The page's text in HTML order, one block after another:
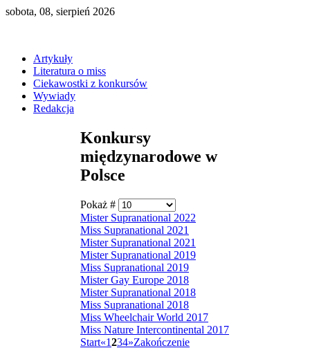
sobota, 08, sierpień 2026
Artykuły
Literatura o miss
Ciekawostki z konkursów
Wywiady
Redakcja
Konkursy
międzynarodowe w
Polsce
Pokaż #
Mister Supranational 2022
Miss Supranational 2021
Mister Supranational 2021
Mister Supranational 2019
Miss Supranational 2019
Mister Gay Europe 2018
Mister Supranational 2018
Miss Supranational 2018
Miss Wheelchair World 2017
Miss Nature Intercontinental 2017
Start«1234»Zakończenie